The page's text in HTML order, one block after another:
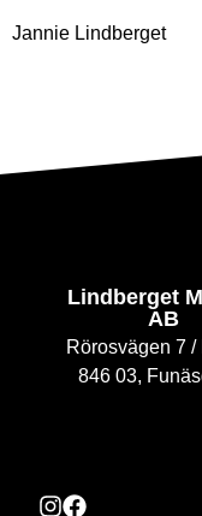
Jannie Lindberget
Lindberget
AB
Rörosvägen 7 /
846 03,